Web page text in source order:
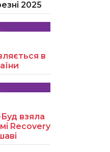
2025
в
взяла
Recovery